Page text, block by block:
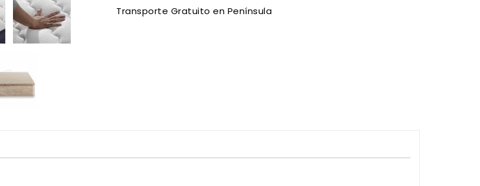
Transporte Gratuito en Península